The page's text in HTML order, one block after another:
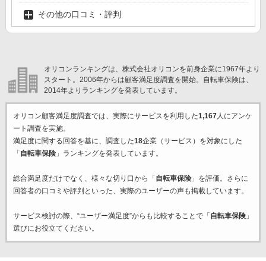
その他の口コミ・評判
オリコンランキングは、株式会社オリコンを前身企業に1967年より
スタート。2006年からは顧客満足度調査を開始。自転車保険は、
2014年よりランキングを発表しています。
オリコン顧客満足度調査では、実際にサービスを利用した1,167人にアンケ
ート調査を実施。
満足度に関する回答を基に、調査した18企業（サービス）を対象にした
「 自転車保険」ランキングを発表しています。
総合満足度だけでなく、様々な切り口から「 自転車保険」を評価。さらに
回答者の口コミや評判といった、実際のユーザーの声も掲載しています。
サービス検討の際、“ユーザー満足度”からも比較することで「 自転車保険」
選びにお役立てください。